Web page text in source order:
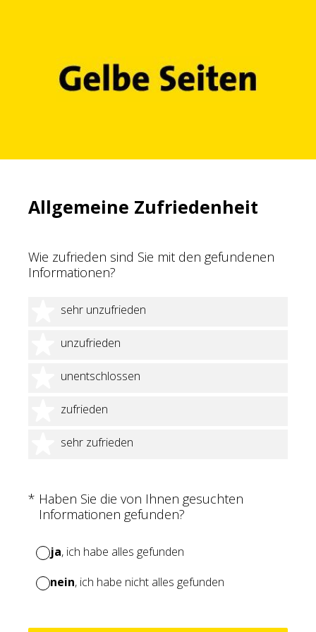
Allgemeine Zufriedenheit
Wie zufrieden sind Sie mit den gefundenen
Informationen?
sehr unzufrieden
1 Stern
unzufrieden
2 Sterne
unentschlossen
3 Sterne
zufrieden
4 Sterne
sehr zufrieden
5 Sterne
* Haben Sie die von Ihnen gesuchten
Informationen gefunden?
(Erforderlich.)
ja, ich habe alles gefunden
nein, ich habe nicht alles gefunden